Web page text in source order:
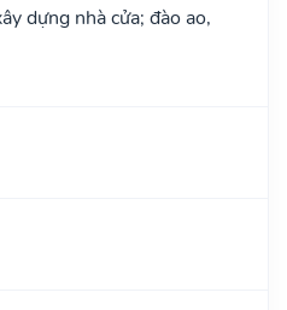
dựng nhà cửa; đào ao,